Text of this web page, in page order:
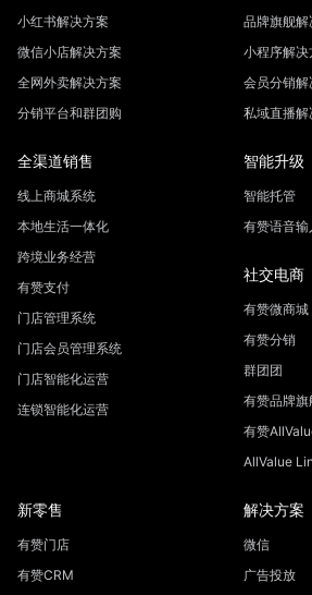
小红书解决方案
微信小店解决方案
全网外卖解决方案
分销平台和群团购
品牌旗舰解
小程序解决
会员分销解
私域直播解
全渠道销售
线上商城系统
本地生活一体化
跨境业务经营
有赞支付
门店管理系统
门店会员管理系统
门店智能化运营
连锁智能化运营
智能升级
智能托管
有赞语音输
社交电商
有赞微商城
有赞分销
群团团
有赞品牌旗
有赞
AllValue
新零售
有赞门店
有赞CRM
解决方案
微信
广告投放